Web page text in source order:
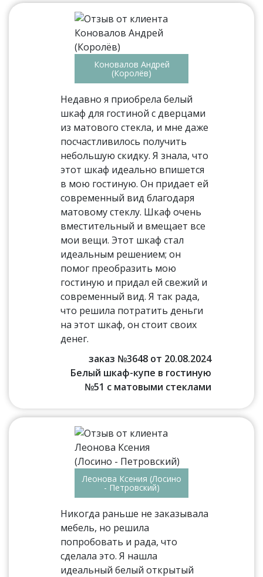
Коновалов Андрей
(Королёв)
Недавно я приобрела белый
шкаф для гостиной с дверцами
из матового стекла, и мне даже
посчастливилось получить
небольшую скидку. Я знала, что
этот шкаф идеально впишется
в мою гостиную. Он придает ей
современный вид благодаря
матовому стеклу. Шкаф очень
вместительный и вмещает все
мои вещи. Этот шкаф стал
идеальным решением; он
помог преобразить мою
гостиную и придал ей свежий и
современный вид. Я так рада,
что решила потратить деньги
на этот шкаф, он стоит своих
денег.
заказ №3648 от 20.08.2024
Белый шкаф-купе в гостиную
№51 с матовыми стеклами
Леонова Ксения (Лосино
- Петровский)
Никогда раньше не заказывала
мебель, но решила
попробовать и рада, что
сделала это. Я нашла
идеальный белый открытый